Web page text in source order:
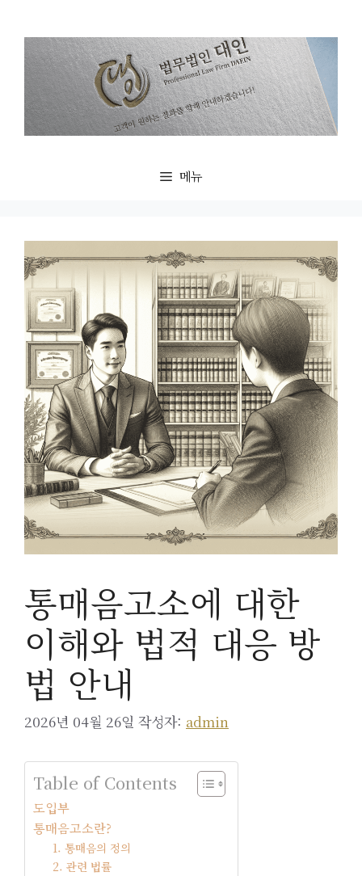
메뉴
통매음고소에 대한
이해와 법적 대응 방
법 안내
2026년 04월 26일 작성자: admin
Table of Contents
도입부
통매음고소란?
1. 통매음의 정의
2. 관련 법률